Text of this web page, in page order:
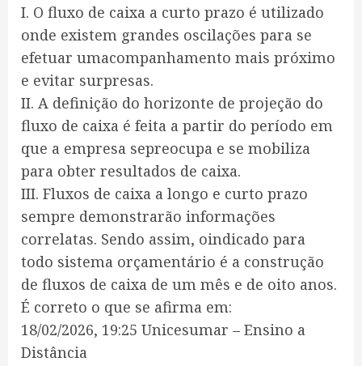
I. O fluxo de caixa a curto prazo é utilizado
onde existem grandes oscilações para se
efetuar umacompanhamento mais próximo
e evitar surpresas.
II. A definição do horizonte de projeção do
fluxo de caixa é feita a partir do período em
que a empresa sepreocupa e se mobiliza
para obter resultados de caixa.
III. Fluxos de caixa a longo e curto prazo
sempre demonstrarão informações
correlatas. Sendo assim, oindicado para
todo sistema orçamentário é a construção
de fluxos de caixa de um mês e de oito anos.
É correto o que se afirma em:
18/02/2026, 19:25 Unicesumar – Ensino a
Distância